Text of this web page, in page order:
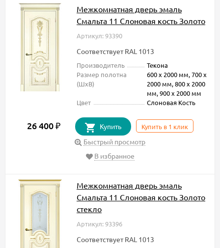
Межкомнатная дверь эмаль
Смальта 11 Слоновая кость Золото
Артикул: 93390
Соответствует RAL 1013
Производитель
Текона
Размер полотна
(ШxВ)
600 х 2000 мм, 700 х
2000 мм, 800 х 2000
мм, 900 х 2000 мм
Цвет
Слоновая Кость
26 400 ₽ Купить Купить в 1 клик
Быстрый просмотр
В избранное
Межкомнатная дверь эмаль
Смальта 11 Слоновая кость Золото
стекло
Артикул: 93396
Соответствует RAL 1013